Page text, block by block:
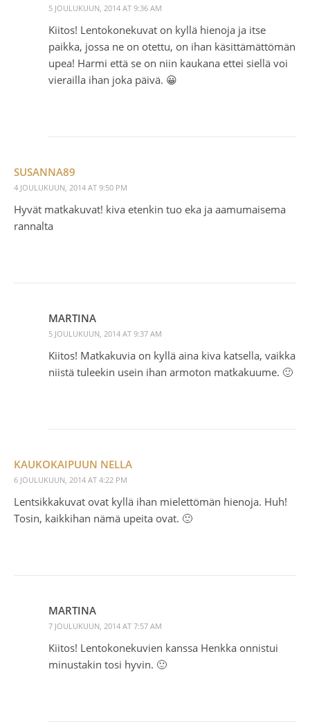
5 JOULUKUUN, 2014 AT 9:36 AM
Kiitos! Lentokonekuvat on kyllä hienoja ja itse
paikka, jossa ne on otettu, on ihan käsittämättömän
upea! Harmi että se on niin kaukana ettei siellä voi
vierailla ihan joka päivä. 😀
SUSANNA89
4 JOULUKUUN, 2014 AT 9:50 PM
Hyvät matkakuvat! kiva etenkin tuo eka ja aamumaisema
rannalta
MARTINA
5 JOULUKUUN, 2014 AT 9:37 AM
Kiitos! Matkakuvia on kyllä aina kiva katsella, vaikka
niistä tuleekin usein ihan armoton matkakuume. 🙂
KAUKOKAIPUUN NELLA
6 JOULUKUUN, 2014 AT 4:22 PM
Lentsikkakuvat ovat kyllä ihan mielettömän hienoja. Huh!
Tosin, kaikkihan nämä upeita ovat. 🙂
MARTINA
7 JOULUKUUN, 2014 AT 7:57 AM
Kiitos! Lentokonekuvien kanssa Henkka onnistui
minustakin tosi hyvin. 🙂